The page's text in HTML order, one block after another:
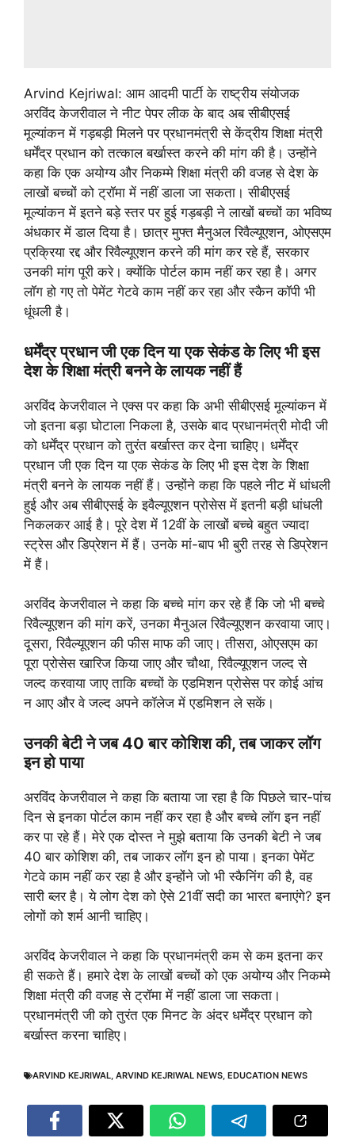
Arvind Kejriwal: आम आदमी पार्टी के राष्ट्रीय संयोजक
अरविंद केजरीवाल ने नीट पेपर लीक के बाद अब सीबीएसई
मूल्यांकन में गड़बड़ी मिलने पर प्रधानमंत्री से केंद्रीय शिक्षा मंत्री
धर्मेंद्र प्रधान को तत्काल बर्खास्त करने की मांग की है। उन्होंने
कहा कि एक अयोग्य और निकम्मे शिक्षा मंत्री की वजह से देश के
लाखों बच्चों को ट्रॉमा में नहीं डाला जा सकता। सीबीएसई
मूल्यांकन में इतने बड़े स्तर पर हुई गड़बड़ी ने लाखों बच्चों का भविष्य
अंधकार में डाल दिया है। छात्र मुफ्त मैनुअल रिवैल्यूएशन, ओएसएम
प्रक्रिया रद्द और रिवैल्यूएशन करने की मांग कर रहे हैं, सरकार
उनकी मांग पूरी करे। क्योंकि पोर्टल काम नहीं कर रहा है। अगर
लॉग हो गए तो पेमेंट गेटवे काम नहीं कर रहा और स्कैन कॉपी भी
धूंधली है।
धर्मेंद्र प्रधान जी एक दिन या एक सेकंड के लिए भी इस
देश के शिक्षा मंत्री बनने के लायक नहीं हैं
अरविंद केजरीवाल ने एक्स पर कहा कि अभी सीबीएसई मूल्यांकन में
जो इतना बड़ा घोटाला निकला है, उसके बाद प्रधानमंत्री मोदी जी
को धर्मेंद्र प्रधान को तुरंत बर्खास्त कर देना चाहिए। धर्मेंद्र
प्रधान जी एक दिन या एक सेकंड के लिए भी इस देश के शिक्षा
मंत्री बनने के लायक नहीं हैं। उन्होंने कहा कि पहले नीट में धांधली
हुई और अब सीबीएसई के इवैल्यूएशन प्रोसेस में इतनी बड़ी धांधली
निकलकर आई है। पूरे देश में 12वीं के लाखों बच्चे बहुत ज्यादा
स्ट्रेस और डिप्रेशन में हैं। उनके मां-बाप भी बुरी तरह से डिप्रेशन
में हैं।
अरविंद केजरीवाल ने कहा कि बच्चे मांग कर रहे हैं कि जो भी बच्चे
रिवैल्यूएशन की मांग करें, उनका मैनुअल रिवैल्यूएशन करवाया जाए।
दूसरा, रिवैल्यूएशन की फीस माफ की जाए। तीसरा, ओएसएम का
पूरा प्रोसेस खारिज किया जाए और चौथा, रिवैल्यूएशन जल्द से
जल्द करवाया जाए ताकि बच्चों के एडमिशन प्रोसेस पर कोई आंच
न आए और वे जल्द अपने कॉलेज में एडमिशन ले सकें।
उनकी बेटी ने जब 40 बार कोशिश की, तब जाकर लॉग
इन हो पाया
अरविंद केजरीवाल ने कहा कि बताया जा रहा है कि पिछले चार-पांच
दिन से इनका पोर्टल काम नहीं कर रहा है और बच्चे लॉग इन नहीं
कर पा रहे हैं। मेरे एक दोस्त ने मुझे बताया कि उनकी बेटी ने जब
40 बार कोशिश की, तब जाकर लॉग इन हो पाया। इनका पेमेंट
गेटवे काम नहीं कर रहा है और इन्होंने जो भी स्कैनिंग की है, वह
सारी ब्लर है। ये लोग देश को ऐसे 21वीं सदी का भारत बनाएंगे? इन
लोगों को शर्म आनी चाहिए।
अरविंद केजरीवाल ने कहा कि प्रधानमंत्री कम से कम इतना कर
ही सकते हैं। हमारे देश के लाखों बच्चों को एक अयोग्य और निकम्मे
शिक्षा मंत्री की वजह से ट्रॉमा में नहीं डाला जा सकता।
प्रधानमंत्री जी को तुरंत एक मिनट के अंदर धर्मेंद्र प्रधान को
बर्खास्त करना चाहिए।
ARVIND KEJRIWAL, ARVIND KEJRIWAL NEWS, EDUCATION NEWS